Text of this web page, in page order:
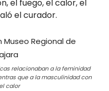
el fuego, el calor, el
el curador.
relacionaban a la feminidad
que a la masculinidad con
calor